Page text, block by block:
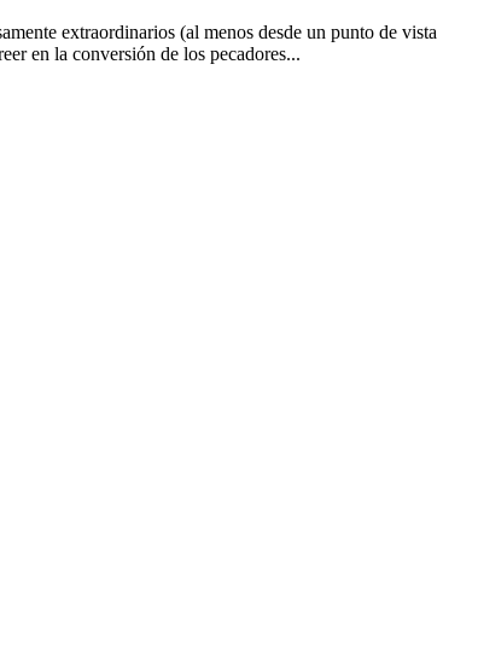
extraordinarios (al menos desde un punto de vista
en la conversión de los pecadores...